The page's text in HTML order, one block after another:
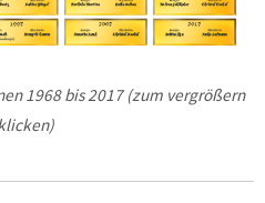
1968 bis 2017 (zum vergrößern